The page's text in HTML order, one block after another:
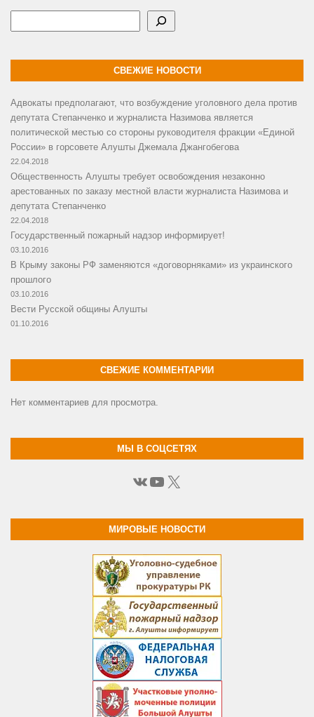
СВЕЖИЕ НОВОСТИ
Адвокаты предполагают, что возбуждение уголовного дела против
депутата Степанченко и журналиста Назимова является
политической местью со стороны руководителя фракции «Единой
России» в горсовете Алушты Джемала Джангобегова
22.04.2018
Общественность Алушты требует освобождения незаконно
арестованных по заказу местной власти журналиста Назимова и
депутата Степанченко
22.04.2018
Государственный пожарный надзор информирует!
03.10.2016
В Крыму законы РФ заменяются «договорняками» из украинского
прошлого
03.10.2016
Вести Русской общины Алушты
01.10.2016
СВЕЖИЕ КОММЕНТАРИИ
Нет комментариев для просмотра.
МЫ В СОЦСЕТЯХ
ВКонтакте
YouTube
X
МИРОВЫЕ НОВОСТИ